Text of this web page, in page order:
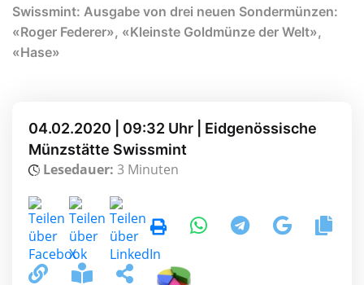
Swissmint: Ausgabe von drei neuen Sondermünzen:
«Roger Federer», «Kleinste Goldmünze der Welt»,
«Hase»
04.02.2020 | 09:32 Uhr | Eidgenössische
Münzstätte Swissmint
Lesedauer: 3 Minuten